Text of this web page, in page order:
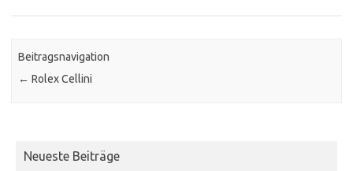
Beitragsnavigation
← Rolex Cellini
Neueste Beiträge